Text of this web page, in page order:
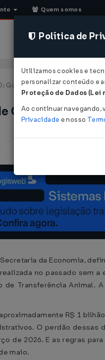
Quem somos
Governo de Goiás
Goiás
da Economia,
no passado sem
de Transferência
R$ 1
O perdão dessas
de 2026. E as regras
maio.
Política de
Utilizamos cookies e
personalizar conteúdo e
Proteção de Dados (Lei
Ao continuar navegando,
Privacidade e nosso